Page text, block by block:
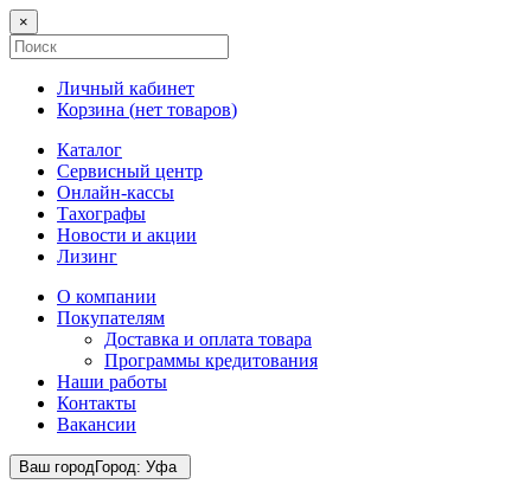
×
Личный кабинет
Корзина (нет товаров)
Каталог
Сервисный центр
Онлайн-кассы
Тахографы
Новости и акции
Лизинг
О компании
Покупателям
Доставка и оплата товара
Программы кредитования
Наши работы
Контакты
Вакансии
Ваш городГород: Уфа